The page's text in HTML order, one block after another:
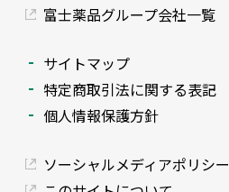
富士薬品グループ会社一覧
サイトマップ
特定商取引法に関する表記
個人情報保護方針
ソーシャルメディアポリシー